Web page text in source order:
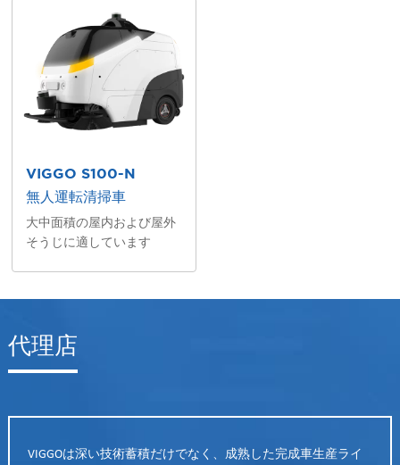
VIGGO S100-N
無人運転清掃車
大中面積の屋内および屋外
そうじに適しています
代理店
VIGGOは深い技術蓄積だけでなく、成熟した完成車生産ライ